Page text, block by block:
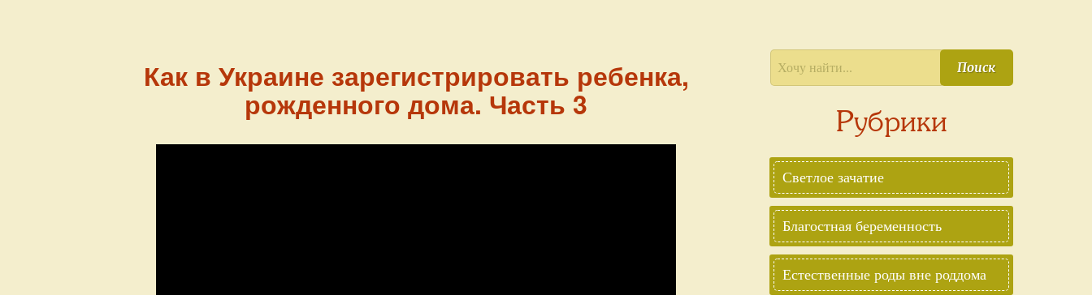
Как в Украине зарегистрировать ребенка,
рожденного дома. Часть 3
Поиск
Рубрики
Светлое зачатие
Благостная беременность
Естественные роды вне роддома